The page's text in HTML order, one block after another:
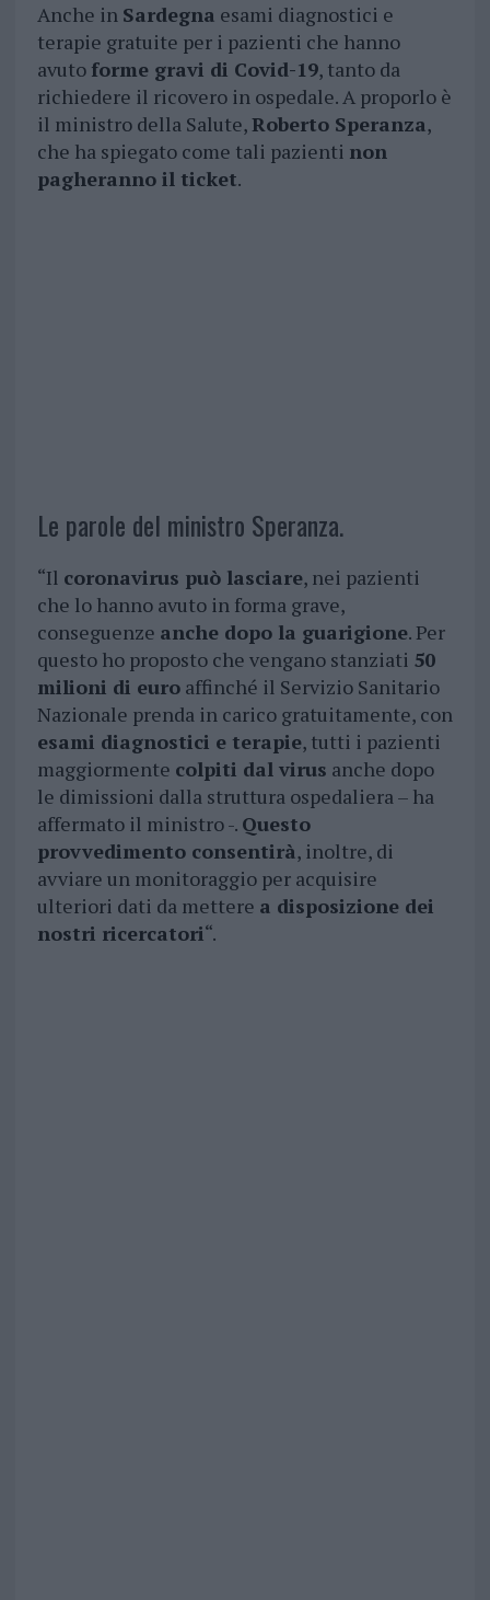
Anche in Sardegna esami diagnostici e
terapie gratuite per i pazienti che hanno
avuto forme gravi di Covid-19, tanto da
richiedere il ricovero in ospedale. A proporlo è
il ministro della Salute,Roberto Speranza,
che ha spiegato come tali pazienti non
pagheranno il ticket.
Le parole del ministro Speranza.
“Il coronavirus può lasciare, nei pazienti
che lo hanno avuto in forma grave,
conseguenze anche dopo la guarigione. Per
questo ho proposto che vengano stanziati 50
milioni di euroaffinché il Servizio Sanitario
Nazionale prenda in carico gratuitamente, con
esami diagnostici e terapie, tutti i pazienti
maggiormente colpiti dal virus anche dopo
le dimissioni dalla struttura ospedaliera – ha
affermato il ministro -. Questo
provvedimento consentirà, inoltre, di
avviare un monitoraggio per acquisire
ulteriori dati da mettere a disposizione dei
nostri ricercatori“.